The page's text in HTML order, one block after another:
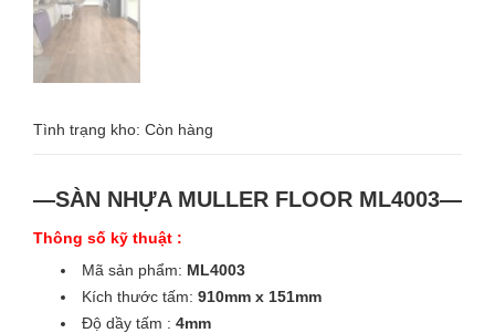
Tình trạng kho: Còn hàng
—SÀN NHỰA MULLER FLOOR ML4003—
Thông số kỹ thuật :
Mã sản phẩm: ML4003
Kích thước tấm: 910mm x 151mm
Độ dầy tấm : 4mm